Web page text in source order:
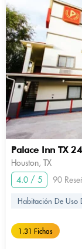
Palace Inn TX
Houston, TX
4.0 / 5
90
Habitación De Uso
1.31 Fichas